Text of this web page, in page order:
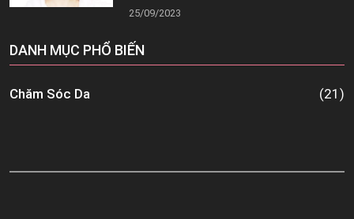
25/09/2023
DANH MỤC PHỔ BIẾN
Chăm Sóc Da (21)